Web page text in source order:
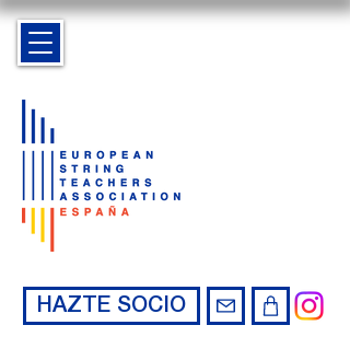
HAZTE SOCIO